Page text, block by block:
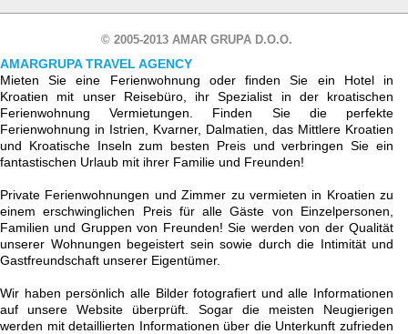
© 2005-2013 AMAR GRUPA D.O.O.
AMARGRUPA TRAVEL AGENCY
Mieten Sie eine Ferienwohnung oder finden Sie ein Hotel in
Kroatien mit unser Reisebüro, ihr Spezialist in der kroatischen
Ferienwohnung Vermietungen. Finden Sie die perfekte
Ferienwohnung in Istrien, Kvarner, Dalmatien, das Mittlere Kroatien
und Kroatische Inseln zum besten Preis und verbringen Sie ein
fantastischen Urlaub mit ihrer Familie und Freunden!
Private Ferienwohnungen und Zimmer zu vermieten in Kroatien zu
einem erschwinglichen Preis für alle Gäste von Einzelpersonen,
Familien und Gruppen von Freunden! Sie werden von der Qualität
unserer Wohnungen begeistert sein sowie durch die Intimität und
Gastfreundschaft unserer Eigentümer.
Wir haben persönlich alle Bilder fotografiert und alle Informationen
auf unsere Website überprüft. Sogar die meisten Neugierigen
werden mit detaillierten Informationen über die Unterkunft zufrieden